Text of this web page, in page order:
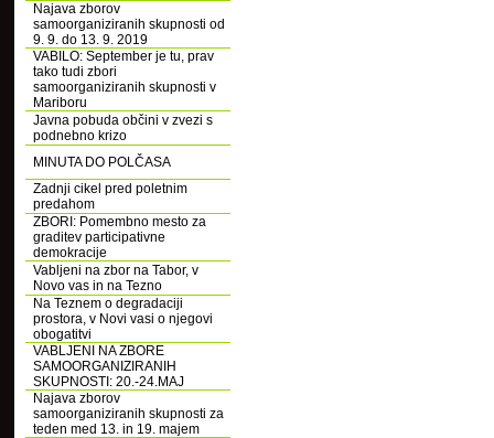
Najava zborov
samoorganiziranih skupnosti od
9. 9. do 13. 9. 2019
VABILO: September je tu, prav
tako tudi zbori
samoorganiziranih skupnosti v
Mariboru
Javna pobuda občini v zvezi s
podnebno krizo
MINUTA DO POLČASA
Zadnji cikel pred poletnim
predahom
ZBORI: Pomembno mesto za
graditev participativne
demokracije
Vabljeni na zbor na Tabor, v
Novo vas in na Tezno
Na Teznem o degradaciji
prostora, v Novi vasi o njegovi
obogatitvi
VABLJENI NA ZBORE
SAMOORGANIZIRANIH
SKUPNOSTI: 20.-24.MAJ
Najava zborov
samoorganiziranih skupnosti za
teden med 13. in 19. majem